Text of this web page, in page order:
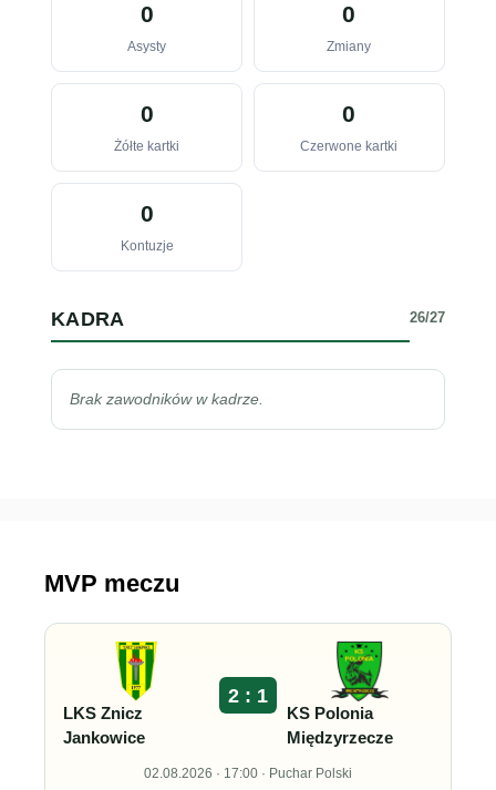
0
Asysty
0
Zmiany
0
Żółte kartki
0
Czerwone kartki
0
Kontuzje
KADRA 26/27
Brak zawodników w kadrze.
MVP meczu
LKS Znicz
Jankowice
2 : 1
KS Polonia
Międzyrzecze
02.08.2026 · 17:00 · Puchar Polski